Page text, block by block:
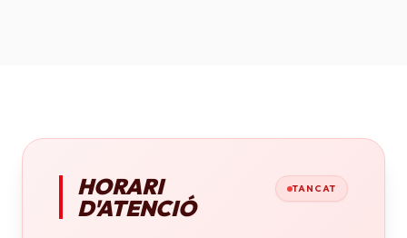
HORARI
D'ATENCIÓ
TANCAT